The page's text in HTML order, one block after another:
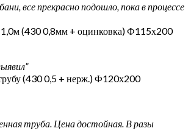
все прекрасно подошло, пока в процессе
(430 0,8мм + оцинковка) Ф115х200
(430 0,5 + нерж.) Ф120х200
труба. Цена достойная. В разы